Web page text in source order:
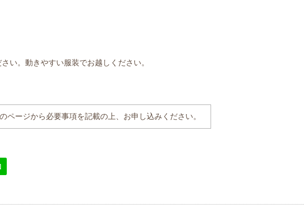
い。動きやすい服装でお越しください。
のページから必要事項を記載の上、お申し込みください。